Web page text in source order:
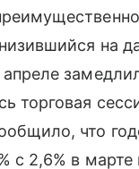
на
торговая
что
с 2,6% в